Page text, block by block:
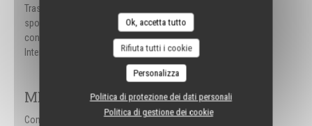
Ok, accetta tutto
Rifiuta tutti i cookie
Personalizza
Politica di protezione dei dati personali
Politica di gestione dei cookie
Trasmissione di eventi
sportivi, Aria
condizionata, Terrazzo,
Internet Wi-Fi
METODO DI PAGAMENTO
Contactless Payment, Eurocard / Mastercard, Titoli Restaurant,